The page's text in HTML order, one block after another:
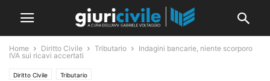
Home Diritto Civile Tributario
Indagini bancarie, niente scorporo
IVA sui ricavi accertati
Diritto Civile Tributario